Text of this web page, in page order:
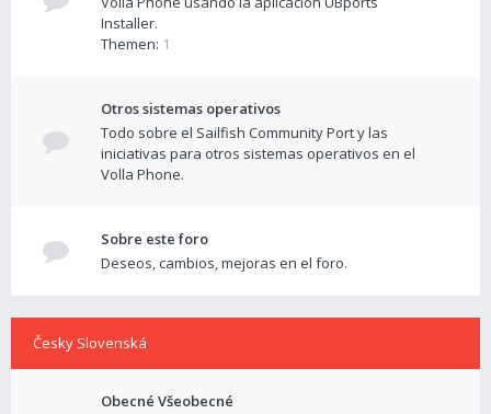
Installer.
Themen: 1
Otros sistemas operativos
Todo sobre el Sailfish Community Port y las
iniciativas para otros sistemas operativos en el
Volla Phone.
Sobre este foro
Deseos, cambios, mejoras en el foro.
Česky Slovenská
Obecné Všeobecné